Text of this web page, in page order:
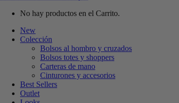
No hay productos en el Carrito.
New
Colección
Bolsos al hombro y cruzados
Bolsos totes y shoppers
Carteras de mano
Cinturones y accesorios
Best Sellers
Outlet